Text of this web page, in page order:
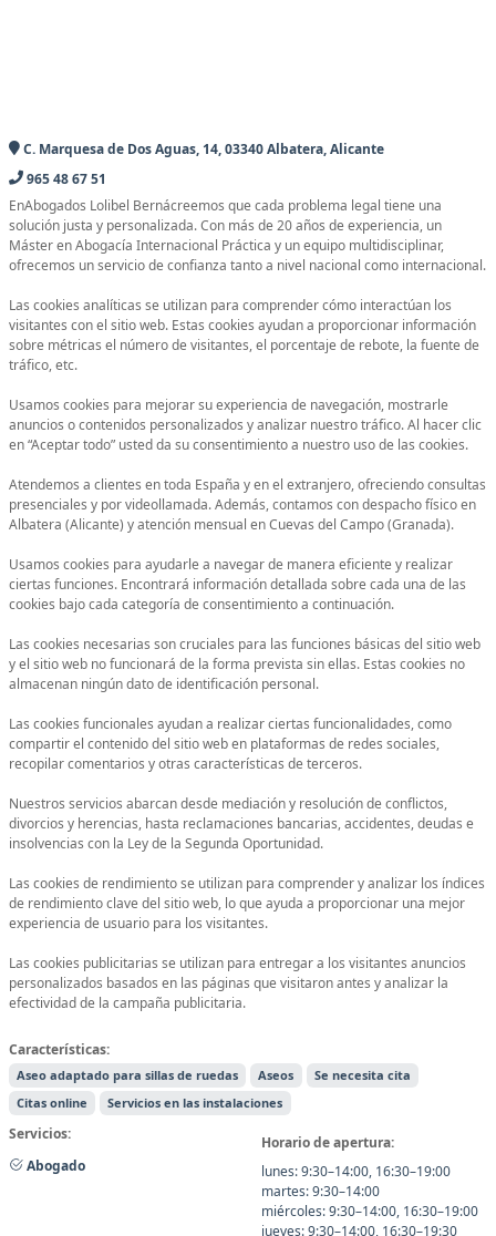
C. Marquesa de Dos Aguas, 14, 03340 Albatera, Alicante
965 48 67 51
EnAbogados Lolibel Bernácreemos que cada problema legal tiene una
solución justa y personalizada. Con más de 20 años de experiencia, un
Máster en Abogacía Internacional Práctica y un equipo multidisciplinar,
ofrecemos un servicio de confianza tanto a nivel nacional como internacional.
Las cookies analíticas se utilizan para comprender cómo interactúan los
visitantes con el sitio web. Estas cookies ayudan a proporcionar información
sobre métricas el número de visitantes, el porcentaje de rebote, la fuente de
tráfico, etc.
Usamos cookies para mejorar su experiencia de navegación, mostrarle
anuncios o contenidos personalizados y analizar nuestro tráfico. Al hacer clic
en “Aceptar todo” usted da su consentimiento a nuestro uso de las cookies.
Atendemos a clientes en toda España y en el extranjero, ofreciendo consultas
presenciales y por videollamada. Además, contamos con despacho físico en
Albatera (Alicante) y atención mensual en Cuevas del Campo (Granada).
Usamos cookies para ayudarle a navegar de manera eficiente y realizar
ciertas funciones. Encontrará información detallada sobre cada una de las
cookies bajo cada categoría de consentimiento a continuación.
Las cookies necesarias son cruciales para las funciones básicas del sitio web
y el sitio web no funcionará de la forma prevista sin ellas. Estas cookies no
almacenan ningún dato de identificación personal.
Las cookies funcionales ayudan a realizar ciertas funcionalidades, como
compartir el contenido del sitio web en plataformas de redes sociales,
recopilar comentarios y otras características de terceros.
Nuestros servicios abarcan desde mediación y resolución de conflictos,
divorcios y herencias, hasta reclamaciones bancarias, accidentes, deudas e
insolvencias con la Ley de la Segunda Oportunidad.
Las cookies de rendimiento se utilizan para comprender y analizar los índices
de rendimiento clave del sitio web, lo que ayuda a proporcionar una mejor
experiencia de usuario para los visitantes.
Las cookies publicitarias se utilizan para entregar a los visitantes anuncios
personalizados basados ​​en las páginas que visitaron antes y analizar la
efectividad de la campaña publicitaria.
Características:
Aseo adaptado para sillas de ruedas Aseos
Se necesita cita
Citas online
Servicios en las instalaciones
Servicios:
Abogado
Horario de apertura:
lunes: 9:30–14:00, 16:30–19:00
martes: 9:30–14:00
miércoles: 9:30–14:00, 16:30–19:00
jueves: 9:30–14:00, 16:30–19:30